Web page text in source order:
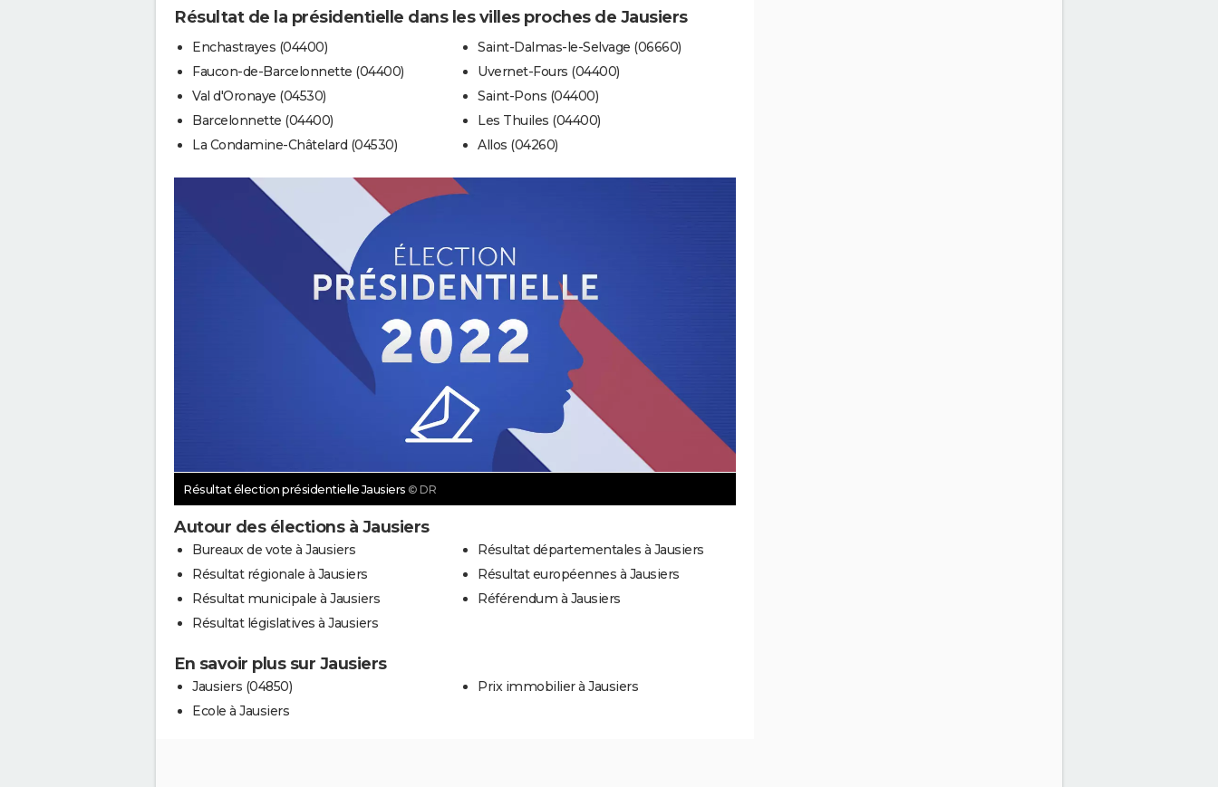
Résultat de la présidentielle dans les villes proches de Jausiers
Enchastrayes (04400)
Faucon-de-Barcelonnette (04400)
Val d'Oronaye (04530)
Barcelonnette (04400)
La Condamine-Châtelard (04530)
Saint-Dalmas-le-Selvage (06660)
Uvernet-Fours (04400)
Saint-Pons (04400)
Les Thuiles (04400)
Allos (04260)
Résultat élection présidentielle Jausiers © DR
Autour des élections à Jausiers
Bureaux de vote à Jausiers
Résultat régionale à Jausiers
Résultat municipale à Jausiers
Résultat législatives à Jausiers
Résultat départementales à Jausiers
Résultat européennes à Jausiers
Référendum à Jausiers
En savoir plus sur Jausiers
Jausiers (04850)
Ecole à Jausiers
Prix immobilier à Jausiers